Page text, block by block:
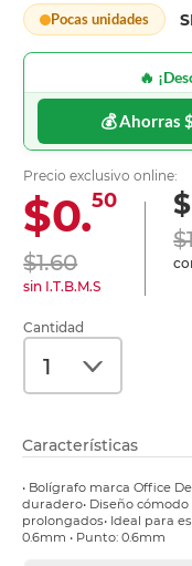
Pocas unidades
🔥
💰 Ahorras
Precio exclusivo online:
$0.50
$1.60
sin I.T.B.M.S
Cantidad
Características
• Bolígrafo marca Office
duradero• Diseño
prolongados• Ideal para
0.6mm • Punto: 0.6mm